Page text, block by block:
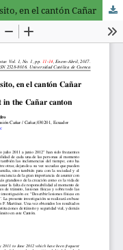
en el cantón Cañar